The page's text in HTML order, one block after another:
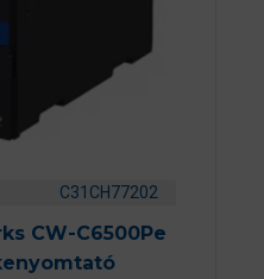
C31CH77202
CW-C6500Pe